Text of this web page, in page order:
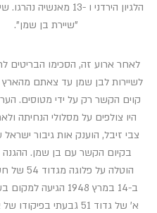
הלגיון הירדני ו -13
"שיירת בן שמן".
לאחר ארוע זה, הסכימו הבריטים
לשיירות לבן שמן עד צאתם
קוים הקשר רק על ידי מטוסים.
היו צולפים על מסלולי הנחיתה
צבי זיבל, הוענק אות גיבור ישראל
בקיום הקשר עם בן שמן. ההגנה
הוטלה על פלוגה מגדוד 54 של חטיבת גולני.
ב-14 במרץ 1948 הגיעה
א' של גדוד 51 גבעתי